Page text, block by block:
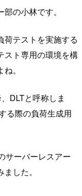
の小林です。
荷テストを実施する
スト専用の環境を構
。
DLTと呼称しま
る際の負荷生成用
サーバーレスアー
した。